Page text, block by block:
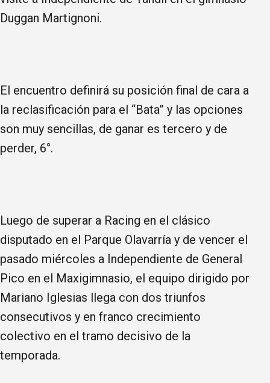
Duggan Martignoni.
El encuentro definirá su posición final de cara a
la reclasificación para el “Bata” y las opciones
son muy sencillas, de ganar es tercero y de
perder, 6°.
Luego de superar a Racing en el clásico
disputado en el Parque Olavarría y de vencer el
pasado miércoles a Independiente de General
Pico en el Maxigimnasio, el equipo dirigido por
Mariano Iglesias llega con dos triunfos
consecutivos y en franco crecimiento
colectivo en el tramo decisivo de la
temporada.